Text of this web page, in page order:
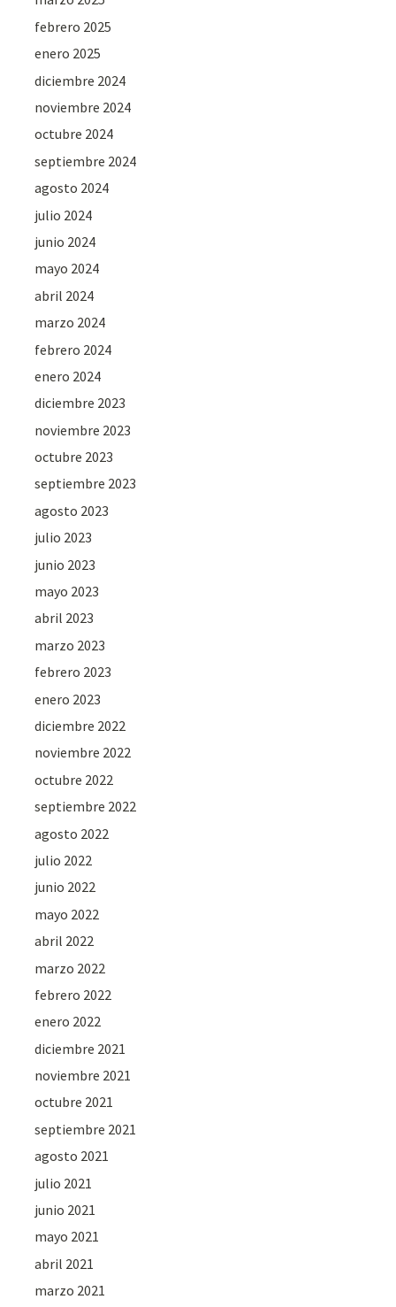
febrero 2025
enero 2025
diciembre 2024
noviembre 2024
octubre 2024
septiembre 2024
agosto 2024
julio 2024
junio 2024
mayo 2024
abril 2024
marzo 2024
febrero 2024
enero 2024
diciembre 2023
noviembre 2023
octubre 2023
septiembre 2023
agosto 2023
julio 2023
junio 2023
mayo 2023
abril 2023
marzo 2023
febrero 2023
enero 2023
diciembre 2022
noviembre 2022
octubre 2022
septiembre 2022
agosto 2022
julio 2022
junio 2022
mayo 2022
abril 2022
marzo 2022
febrero 2022
enero 2022
diciembre 2021
noviembre 2021
octubre 2021
septiembre 2021
agosto 2021
julio 2021
junio 2021
mayo 2021
abril 2021
marzo 2021